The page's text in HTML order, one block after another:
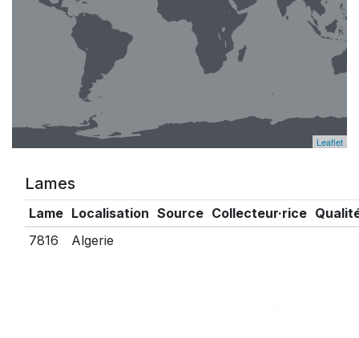
Leaflet
Lames
Lame Localisation Source Collecteur·rice
7816
Algerie